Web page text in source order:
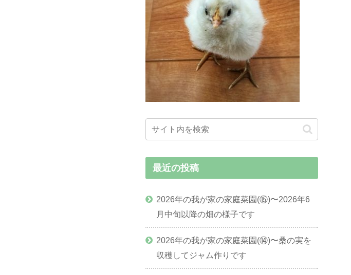
最近の投稿
2026年の我が家の家庭菜園(⑮)〜2026年6
月中旬以降の畑の様子です
2026年の我が家の家庭菜園(⑭)〜桑の実を
収穫してジャム作りです